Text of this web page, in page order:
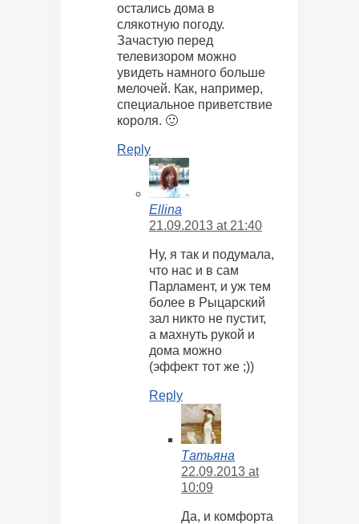
остались дома в
слякотную погоду.
Зачастую перед
телевизором можно
увидеть намного больше
мелочей. Как, например,
специальное приветствие
короля. 🙂
Reply
Ellina
21.09.2013 at 21:40
Ну, я так и подумала,
что нас и в сам
Парламент, и уж тем
более в Рыцарский
зал никто не пустит,
а махнуть рукой и
дома можно
(эффект тот же ;))
Reply
Татьяна
22.09.2013 at
10:09
Да, и комфорта